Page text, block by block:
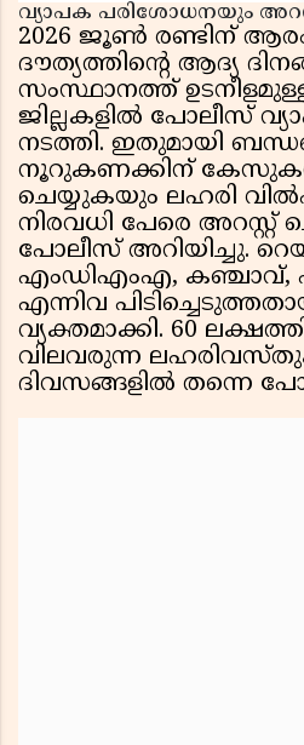
വ്യാപക പരിശോധനയും
2026 ജൂൺ രണ്ടിന്
ദൗത്യത്തിൻ്റെ ആദ്യ
സംസ്ഥാനത്ത്
ജില്ലകളിൽ പോലീസ്
നടത്തി. ഇതുമായി
നൂറുകണക്കിന് കേസുകൾ
ചെയ്യുകയും ലഹരി
നിരവധി പേരെ
പോലീസ് അറിയിച്ചു.
എംഡിഎംഎ, കഞ്ചാവ്,
എന്നിവ
വ്യക്തമാക്കി. 60
വിലവരുന്ന
ദിവസങ്ങളിൽ തന്നെ